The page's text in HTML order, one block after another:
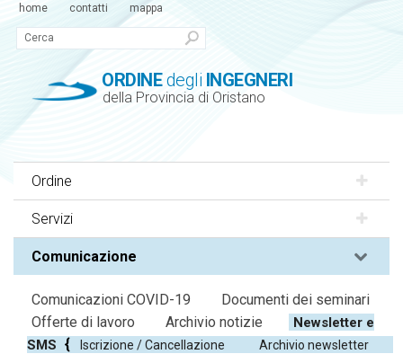
ORDINEdegli INGEGNERI
della Provincia di Oristano
home contatti mappa
Ordine
Servizi
Comunicazione
Comunicazioni COVID-19
Documenti dei seminari
Offerte di lavoro
Archivio notizie
Newsletter e
SMS
Iscrizione / Cancellazione Archivio newsletter